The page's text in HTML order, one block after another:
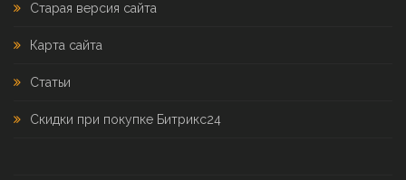
Старая версия сайта
Карта сайта
Статьи
Скидки при покупке Битрикс24